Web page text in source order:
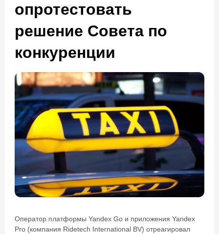
опротестовать
решение Совета по
конкуренции
Оператор платформы Yandex Go и приложения Yandex
Pro (компания Ridetech International BV) отреагировал